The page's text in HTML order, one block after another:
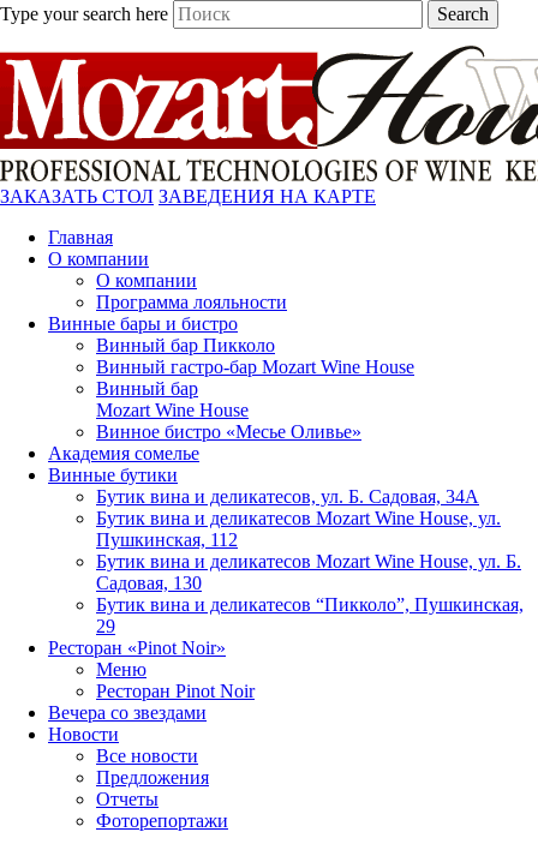
Type your search here Search
ЗАКАЗАТЬ СТОЛ ЗАВЕДЕНИЯ НА КАРТЕ
Главная
О компании
О компании
Программа лояльности
Винные бары и бистро
Винный бар Пикколо
Винный гастро-бар Mozart Wine House
Винный бар
Mozart Wine House
Винное бистро «Месье Оливье»
Академия сомелье
Винные бутики
Бутик вина и деликатесов, ул. Б. Садовая, 34А
Бутик вина и деликатесов Mozart Wine House, ул.
Пушкинская, 112
Бутик вина и деликатесов Mozart Wine House, ул. Б.
Садовая, 130
Бутик вина и деликатесов “Пикколо”, Пушкинская,
29
Ресторан «Pinot Noir»
Меню
Ресторан Pinot Noir
Вечера со звездами
Новости
Все новости
Предложения
Отчеты
Фоторепортажи